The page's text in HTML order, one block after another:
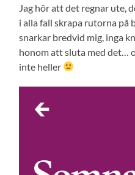
Jag hör att det regnar ute,
i alla fall skrapa rutorna på
snarkar bredvid mig, inga
honom att sluta med det…
inte heller